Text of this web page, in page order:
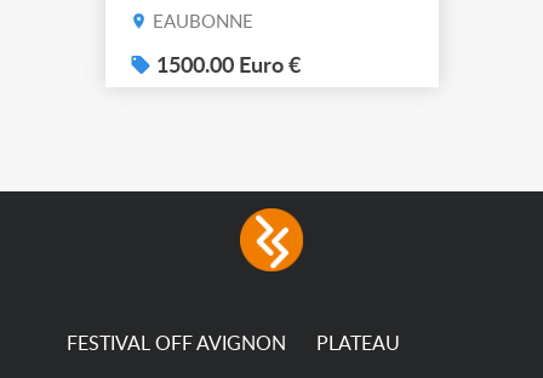
de filtre filtre Lustr Selador
system – seven colour
LEDs providing the
consumption The
permanence of a 50,000-
EAUBONNE
1500.00 Euro €
FESTIVAL OFF AVIGNON PLATEAU